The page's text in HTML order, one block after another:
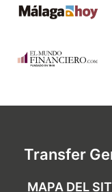
Transfer
MAPA DEL